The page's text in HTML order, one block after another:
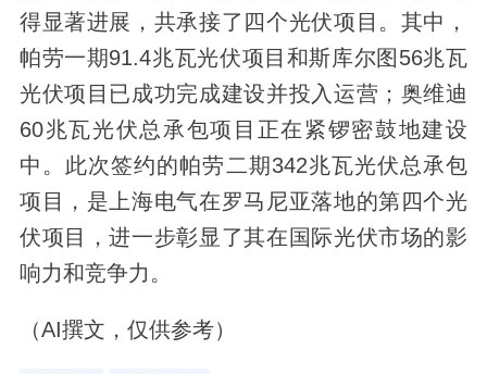
得显著进展，共承接了四个光伏项目。其中，
帕劳一期91.4兆瓦光伏项目和斯库尔图56兆瓦
光伏项目已成功完成建设并投入运营；奥维迪
60兆瓦光伏总承包项目正在紧锣密鼓地建设
中。此次签约的帕劳二期342兆瓦光伏总承包
项目，是上海电气在罗马尼亚落地的第四个光
伏项目，进一步彰显了其在国际光伏市场的影
响力和竞争力。
（AI撰文，仅供参考）